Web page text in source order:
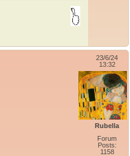
23/6/24
13:32
Rubella
Forum
Posts:
1158